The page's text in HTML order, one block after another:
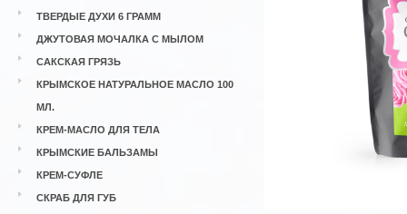
ТВЕРДЫЕ ДУХИ 6 ГРАММ
ДЖУТОВАЯ МОЧАЛКА С МЫЛОМ
САКСКАЯ ГРЯЗЬ
КРЫМСКОЕ НАТУРАЛЬНОЕ МАСЛО 100
МЛ.
КРЕМ-МАСЛО ДЛЯ ТЕЛА
КРЫМСКИЕ БАЛЬЗАМЫ
КРЕМ-СУФЛЕ
СКРАБ ДЛЯ ГУБ